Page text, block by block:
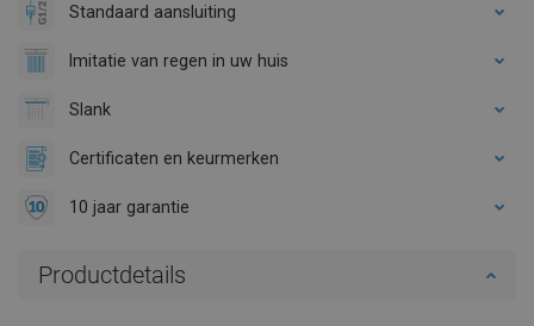
Standaard aansluiting
Imitatie van regen in uw huis
Slank
Certificaten en keurmerken
10 jaar garantie
Productdetails